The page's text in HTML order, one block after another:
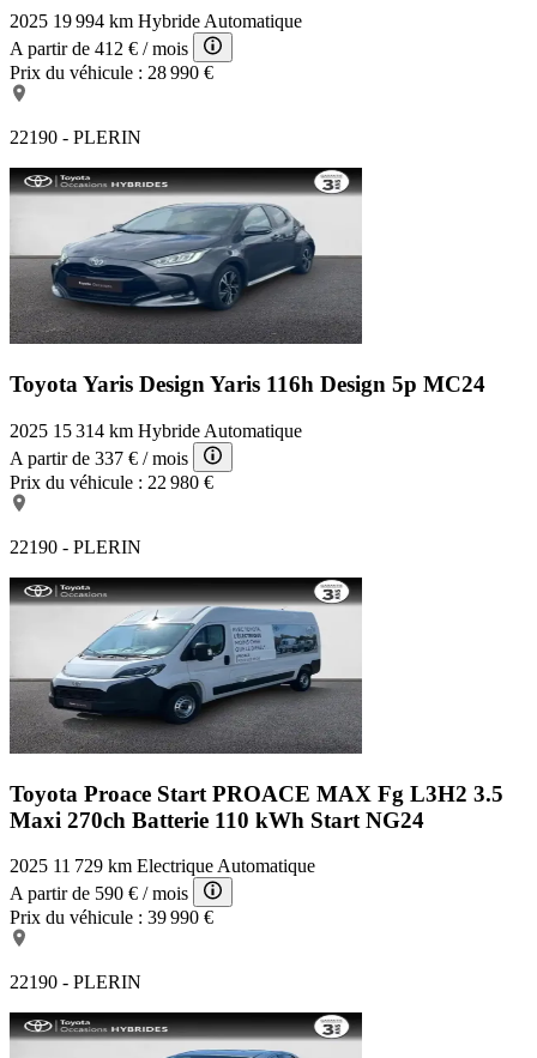
2025 19 994 km Hybride Automatique
A partir de 412 € / mois
Prix du véhicule : 28 990 €
22190 - PLERIN
Toyota Yaris Design Yaris 116h Design 5p MC24
2025 15 314 km Hybride Automatique
A partir de 337 € / mois
Prix du véhicule : 22 980 €
22190 - PLERIN
Toyota Proace Start PROACE MAX Fg L3H2 3.5
Maxi 270ch Batterie 110 kWh Start NG24
2025 11 729 km Electrique Automatique
A partir de 590 € / mois
Prix du véhicule : 39 990 €
22190 - PLERIN